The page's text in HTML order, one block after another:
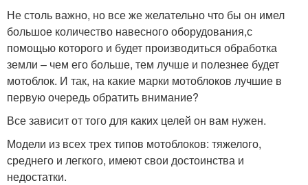
Не столь важно, но все же желательно что бы он имел
большое количество навесного оборудования,с
помощью которого и будет производиться обработка
земли – чем его больше, тем лучше и полезнее будет
мотоблок. И так, на какие марки мотоблоков лучшие в
первую очередь обратить внимание?
Все зависит от того для каких целей он вам нужен.
Модели из всех трех типов мотоблоков: тяжелого,
среднего и легкого, имеют свои достоинства и
недостатки.